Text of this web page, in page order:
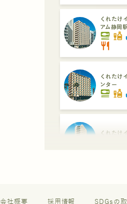
くれたけ
アム静岡
set_meal liquor
restaurant
くれたけ
ンター
set_meal liquor
くれたけ
set_meal liquor
会社概要 採用情報 SDGsの